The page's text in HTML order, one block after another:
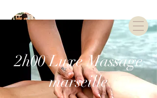
TARIFS & RDV
2h00 Luxe Massage
marseille